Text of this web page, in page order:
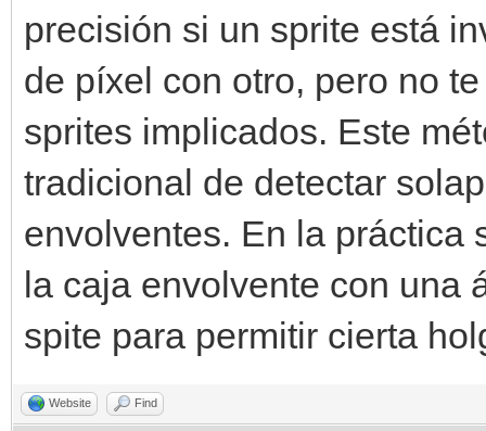
precisión si un sprite está
de píxel con otro, pero no
sprites implicados. Este
tradicional de detectar
envolventes. En la práctica
la caja envolvente con una
spite para permitir cierta
Website Find